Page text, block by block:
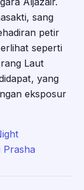
sang
petir
seperti
Laut
yang
eksposur
Prasha